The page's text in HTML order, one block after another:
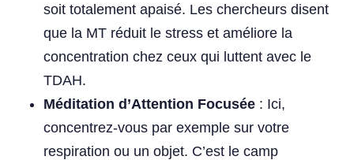
soit totalement apaisé. Les chercheurs disent
que la MT réduit le stress et améliore la
concentration chez ceux qui luttent avec le
TDAH.
Méditation d’Attention Focusée : Ici,
concentrez-vous par exemple sur votre
respiration ou un objet. C’est le camp